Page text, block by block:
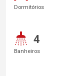
Dormitórios
4
Banheiros